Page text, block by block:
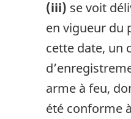
(iii) se voit
en vigueur du
cette date, un
arme à feu,
été conforme